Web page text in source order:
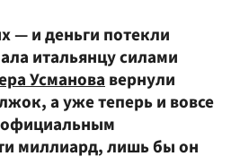
— и деньги потекли
итальянцу силами
Усмановавернули
а уже теперь и вовсе
миллиард, лишь бы он